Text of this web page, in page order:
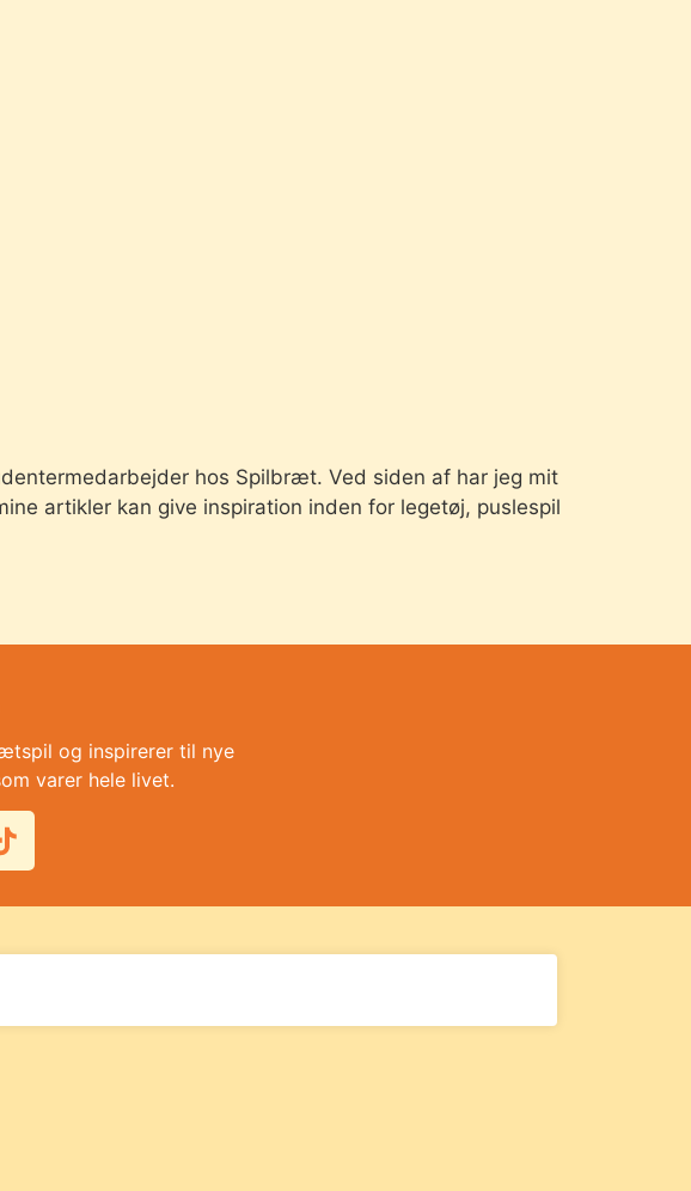
hos Spilbræt. Ved siden af har jeg mit
artikler kan give inspiration inden for legetøj, puslespil
og inspirerer til nye
varer hele livet.